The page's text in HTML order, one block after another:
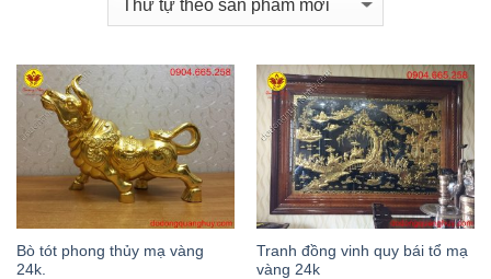
Bò tót phong thủy mạ vàng
24k.
Tranh đồng vinh quy bái tổ mạ
vàng 24k